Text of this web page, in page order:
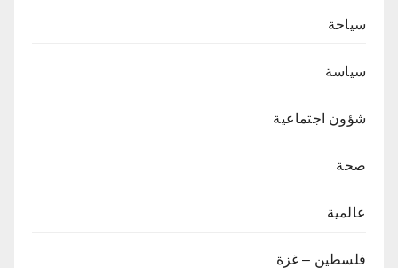
سياحة
سياسة
شؤون اجتماعية
صحة
عالمية
فلسطين – غزة